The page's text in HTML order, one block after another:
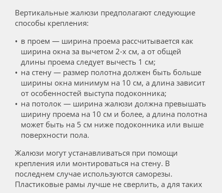
Вертикальные жалюзи предполагают следующие
способы крепления:
в проем — ширина проема рассчитывается как
ширина окна за вычетом 2-х см, а от общей
длины проема следует вычесть 1 см;
на стену — размер полотна должен быть больше
ширины окна минимум на 10 см, а длина зависит
от особенностей выступа подоконника;
на потолок — ширина жалюзи должна превышать
ширину проема на 10 см и более, а длина полотна
может быть на 5 см ниже подоконника или выше
поверхности пола.
Жалюзи могут устанавливаться при помощи
крепления или монтироваться на стену. В
последнем случае используются саморезы.
Пластиковые рамы лучше не сверлить, а для таких